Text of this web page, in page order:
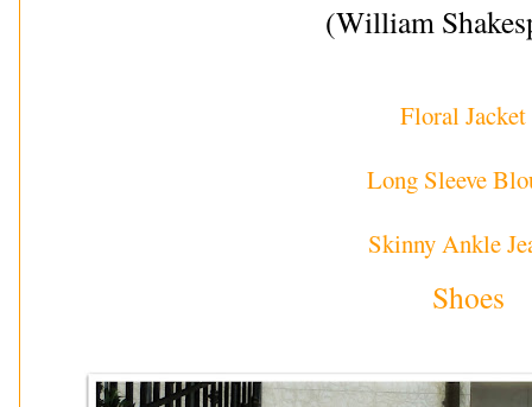
(William
Floral Jacket
Long Sleeve
Skinny Ankle
Shoes